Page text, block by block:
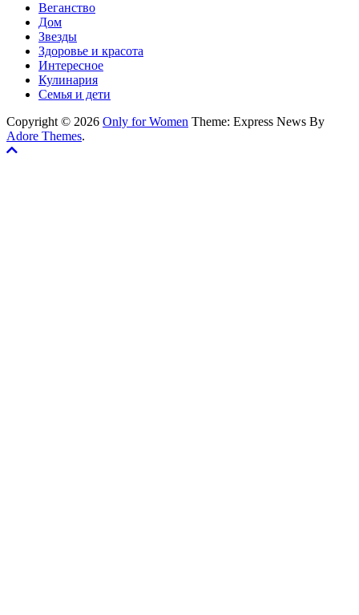
Веганство
Дом
Звезды
Здоровье и красота
Интересное
Кулинария
Семья и дети
Copyright © 2026 Only for Women Theme: Express News By
Adore Themes.